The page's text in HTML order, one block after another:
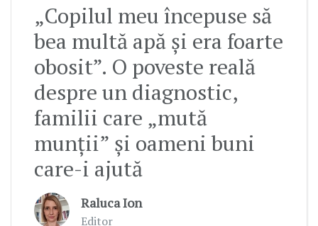
„Copilul meu începuse să
bea multă apă și era foarte
obosit”. O poveste reală
despre un diagnostic,
familii care „mută
munții” și oameni buni
care-i ajută
Raluca Ion
Editor